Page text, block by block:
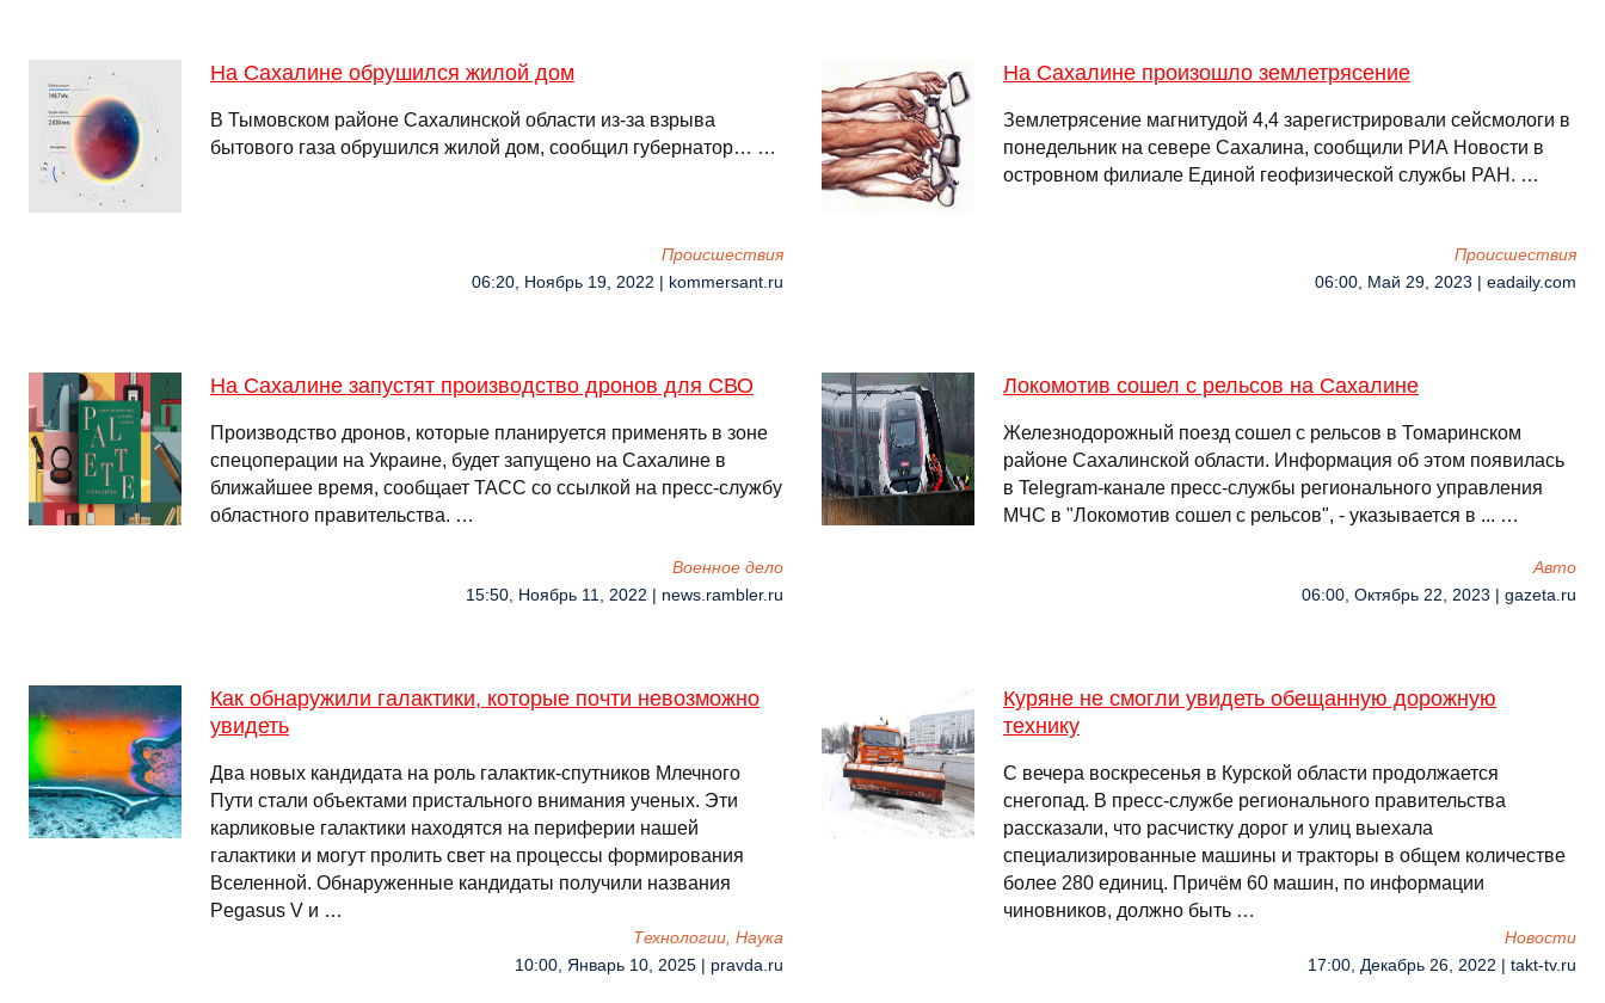
На Сахалине обрушился жилой дом
В Тымовском районе Сахалинской области из-за взрыва
бытового газа обрушился жилой дом, сообщил губернатор… …
Происшествия
06:20, Ноябрь 19, 2022 | kommersant.ru
На Сахалине произошло землетрясение
Землетрясение магнитудой 4,4 зарегистрировали сейсмологи в
понедельник на севере Сахалина, сообщили РИА Новости в
островном филиале Единой геофизической службы РАН. …
Происшествия
06:00, Май 29, 2023 | eadaily.com
На Сахалине запустят производство дронов для СВО
Производство дронов, которые планируется применять в зоне
спецоперации на Украине, будет запущено на Сахалине в
ближайшее время, сообщает ТАСС со ссылкой на пресс-службу
областного правительства. …
Военное дело
15:50, Ноябрь 11, 2022 | news.rambler.ru
Локомотив сошел с рельсов на Сахалине
Железнодорожный поезд сошел с рельсов в Томаринском
районе Сахалинской области. Информация об этом появилась
в Telegram-канале пресс-службы регионального управления
МЧС в "Локомотив сошел с рельсов", - указывается в ... …
Авто
06:00, Октябрь 22, 2023 | gazeta.ru
Как обнаружили галактики, которые почти невозможно
увидеть
Два новых кандидата на роль галактик-спутников Млечного
Пути стали объектами пристального внимания ученых. Эти
карликовые галактики находятся на периферии нашей
галактики и могут пролить свет на процессы формирования
Вселенной. Обнаруженные кандидаты получили названия
Pegasus V и …
Технологии, Наука
10:00, Январь 10, 2025 | pravda.ru
Куряне не смогли увидеть обещанную дорожную
технику
С вечера воскресенья в Курской области продолжается
снегопад. В пресс-службе регионального правительства
рассказали, что расчистку дорог и улиц выехала
специализированные машины и тракторы в общем количестве
более 280 единиц. Причём 60 машин, по информации
чиновников, должно быть …
Новости
17:00, Декабрь 26, 2022 | takt-tv.ru